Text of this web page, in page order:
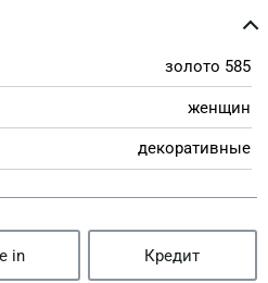
золото 585
женщин
декоративные
in Кредит